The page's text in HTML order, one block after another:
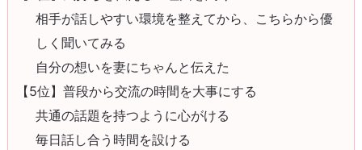
相手が話しやすい環境を整えてから、こちらから優
しく聞いてみる
自分の想いを妻にちゃんと伝えた
【5位】普段から交流の時間を大事にする
共通の話題を持つように心がける
毎日話し合う時間を設ける